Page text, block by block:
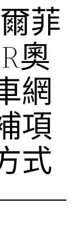
菲
奧
網
項
式